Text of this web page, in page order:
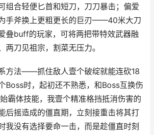
组合轻便匕首和短刀，刀刀暴击；偏爱
手斧换上更粗更长的巨刃——40米大刀
叠buff的玩家，可将两把带特效武器融
两刀见祖宗，割菜无压力。
方法——抓住敌人壹个破绽就能连砍18
Boss时，起初还不熟悉，和Boss互换伤
霸体技能，我壹个精准格挡抵消伤害的
后摇造成的僵直期，立刻接重击将其打
我没有选择要命一击，而是趁僵直时刻